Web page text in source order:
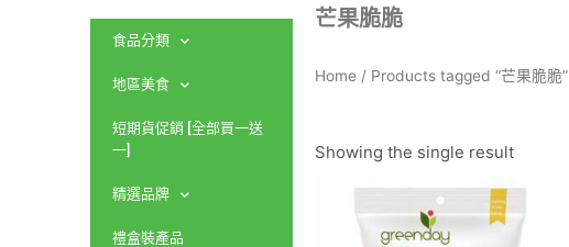
食品分類
地區美食
短期貨促銷 [全部買一送
一]
精選品牌
禮盒裝產品
芒果脆脆
Home / Products tagged “芒果脆脆”
Showing the single result